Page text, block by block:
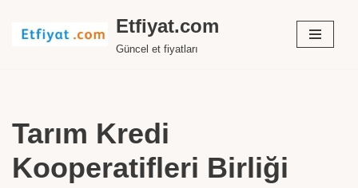
İçeriğe
Etfiyat.com
Güncel et fiyatları
Tarım Kredi
Kooperatifleri Birliği